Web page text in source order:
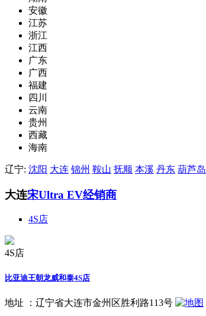
安徽
江苏
浙江
江西
广东
广西
福建
四川
云南
贵州
西藏
海南
辽宁: 沈阳 大连 锦州 鞍山 抚顺 本溪 丹东 葫芦岛
大连宋Ultra EV经销商
4S店
4S店
比亚迪王朝龙威和泰4S店
地址 ： 辽宁省大连市金州区胜利路113号